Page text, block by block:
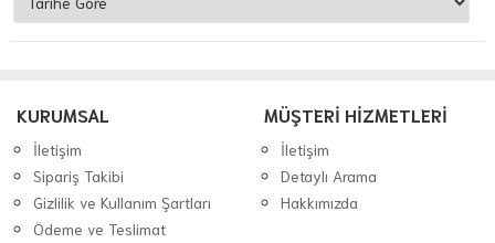
KURUMSAL
İletişim
Sipariş Takibi
Gizlilik ve Kullanım Şartları
Ödeme ve Teslimat
MÜŞTERİ HİZMETLERİ
İletişim
Detaylı Arama
Hakkımızda